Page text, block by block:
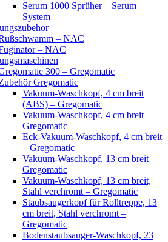
Serum 1000 Sprüher – Serum
System
– NAC
– NAC
300 – Gregomatic
Gregomatic
Vakuum-Waschkopf, 4 cm breit
(ABS) – Gregomatic
Vakuum-Waschkopf, 4 cm breit –
Gregomatic
Eck-Vakuum-Waschkopf, 4 cm breit
– Gregomatic
Vakuum-Waschkopf, 13 cm breit –
Gregomatic
Vakuum-Waschkopf, 13 cm breit,
Stahl verchromt – Gregomatic
Staubsaugerkopf für Rolltreppe, 13
cm breit, Stahl verchromt –
Gregomatic
Bodenstaubsauger-Waschkopf, 23